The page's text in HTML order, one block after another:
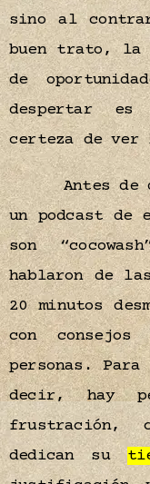
sino al
buen trato, la
de
despertar
certeza de ver
Antes de
un podcast de
son
hablaron de
20 minutos
con
personas. Para
decir, hay
frustración,
dedican su